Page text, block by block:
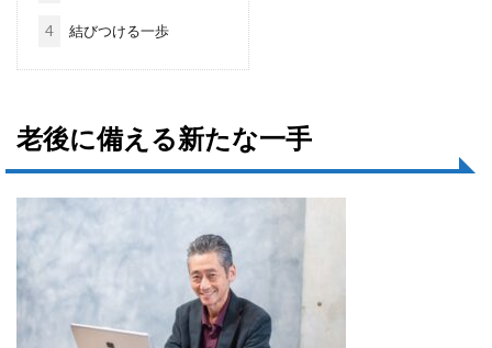
4 結びつける一歩
老後に備える新たな一手